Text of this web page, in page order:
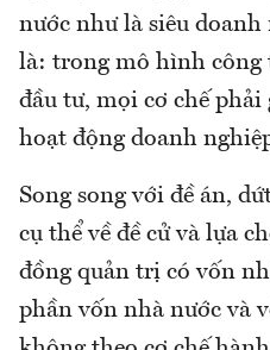
nước như là siêu
là: trong mô hình công
đầu tư, mọi cơ chế
hoạt động doanh
Song song với đề án,
cụ thể về đề cử và lựa
đồng quản trị có vốn
phần vốn nhà nước và